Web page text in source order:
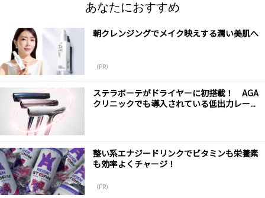
あなたにおすすめ
朝クレンジングでメイク映えする潤い美肌へ
（PR）
ステラボーテがドライヤーに初搭載！ AGA
クリニックでも導入されている低出力レー...
整い系エナジードリンクでビタミンも栄養素
も効率よくチャージ！
（PR）